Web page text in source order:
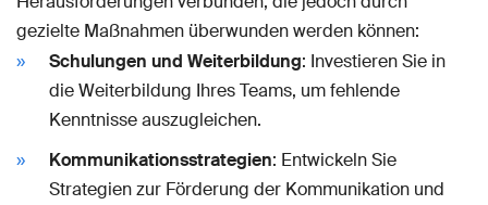
gezielte Maßnahmen überwunden werden können:
Schulungen und Weiterbildung: Investieren Sie in
die Weiterbildung Ihres Teams, um fehlende
Kenntnisse auszugleichen.
Kommunikationsstrategien: Entwickeln Sie
Strategien zur Förderung der Kommunikation und